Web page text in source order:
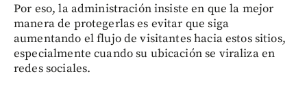
Por eso, la administración insiste en que la mejor
manera de protegerlas es evitar que siga
aumentando el flujo de visitantes hacia estos sitios,
especialmente cuando su ubicación se viraliza en
redes sociales.